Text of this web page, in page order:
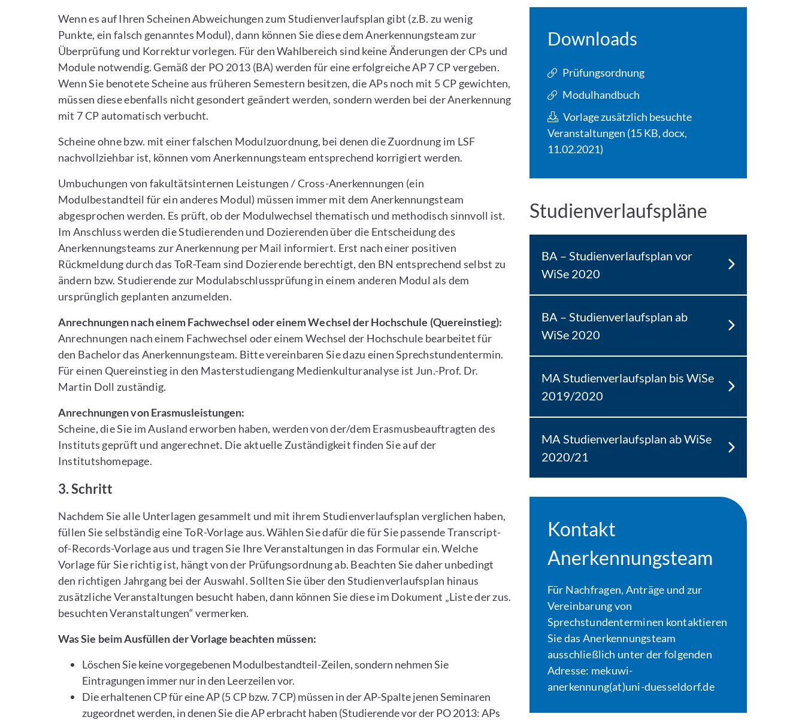
Wenn es auf Ihren Scheinen Abweichungen zum Studienverlaufsplan gibt (z.B. zu wenig
Punkte, ein falsch genanntes Modul), dann können Sie diese dem Anerkennungsteam zur
Überprüfung und Korrektur vorlegen. Für den Wahlbereich sind keine Änderungen der CPs und
Module notwendig. Gemäß der PO 2013 (BA) werden für eine erfolgreiche AP 7 CP vergeben.
Wenn Sie benotete Scheine aus früheren Semestern besitzen, die APs noch mit 5 CP gewichten,
müssen diese ebenfalls nicht gesondert geändert werden, sondern werden bei der Anerkennung
mit 7 CP automatisch verbucht.
Scheine ohne bzw. mit einer falschen Modulzuordnung, bei denen die Zuordnung im LSF
nachvollziehbar ist, können vom Anerkennungsteam entsprechend korrigiert werden.
Umbuchungen von fakultätsinternen Leistungen / Cross-Anerkennungen (ein
Modulbestandteil für ein anderes Modul) müssen immer mit dem Anerkennungsteam
abgesprochen werden. Es prüft, ob der Modulwechsel thematisch und methodisch sinnvoll ist.
Im Anschluss werden die Studierenden und Dozierenden über die Entscheidung des
Anerkennungsteams zur Anerkennung per Mail informiert. Erst nach einer positiven
Rückmeldung durch das ToR-Team sind Dozierende berechtigt, den BN entsprechend selbst zu
ändern bzw. Studierende zur Modulabschlussprüfung in einem anderen Modul als dem
ursprünglich geplanten anzumelden.
Anrechnungen nach einem Fachwechsel oder einem Wechsel der Hochschule (Quereinstieg):
Anrechnungen nach einem Fachwechsel oder einem Wechsel der Hochschule bearbeitet für
den Bachelor das Anerkennungsteam. Bitte vereinbaren Sie dazu einen Sprechstundentermin.
Für einen Quereinstieg in den Masterstudiengang Medienkulturanalyse ist Jun.-Prof. Dr.
Martin Doll zuständig.
Anrechnungen von Erasmusleistungen:
Scheine, die Sie im Ausland erworben haben, werden von der/dem Erasmusbeauftragten des
Instituts geprüft und angerechnet. Die aktuelle Zuständigkeit finden Sie auf der
Institutshomepage.
3. Schritt
Nachdem Sie alle Unterlagen gesammelt und mit ihrem Studienverlaufsplan verglichen haben,
füllen Sie selbständig eine ToR-Vorlage aus. Wählen Sie dafür die für Sie passende Transcript-
of-Records-Vorlage aus und tragen Sie Ihre Veranstaltungen in das Formular ein. Welche
Vorlage für Sie richtig ist, hängt von der Prüfungsordnung ab. Beachten Sie daher unbedingt
den richtigen Jahrgang bei der Auswahl. Sollten Sie über den Studienverlaufsplan hinaus
zusätzliche Veranstaltungen besucht haben, dann können Sie diese im Dokument „Liste der zus.
besuchten Veranstaltungen“ vermerken.
Was Sie beim Ausfüllen der Vorlage beachten müssen:
Löschen Sie keine vorgegebenen Modulbestandteil-Zeilen, sondern nehmen Sie
Eintragungen immer nur in den Leerzeilen vor.
Die erhaltenen CP für eine AP (5 CP bzw. 7 CP) müssen in der AP-Spalte jenen Seminaren
zugeordnet werden, in denen Sie die AP erbracht haben (Studierende vor der PO 2013: APs
Downloads
Prüfungsordnung
Modulhandbuch
Vorlage zusätzlich besuchte
Veranstaltungen (15 KB, docx,
11.02.2021)
Studienverlaufspläne
BA – Studienverlaufsplan vor
WiSe 2020
BA – Studienverlaufsplan ab
WiSe 2020
MA Studienverlaufsplan bis WiSe
2019/2020
MA Studienverlaufsplan ab WiSe
2020/21
Kontakt
Anerkennungsteam
Für Nachfragen, Anträge und zur
Vereinbarung von
Sprechstundenterminen kontaktieren
Sie das Anerkennungsteam
ausschließlich unter der folgenden
Adresse: mekuwi-
anerkennung(at)uni-duesseldorf.de